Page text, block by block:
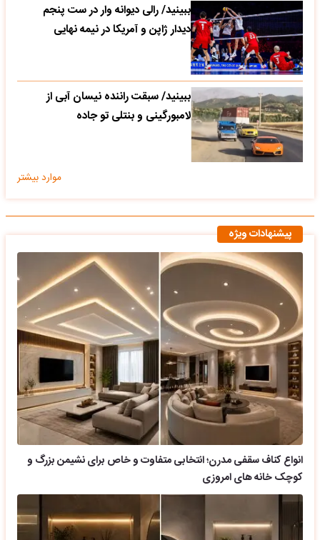
ببینید/ رالی دیوانه وار در ست پنجم
دیدار ژاپن و آمریکا در نیمه نهایی
ببینید/ سبقت راننده نیسان آبی از
لامبورگینی و بنتلی تو جاده
موارد بیشتر
پیشنهادات ویژه
انواع کناف سقفی مدرن؛ انتخابی متفاوت و خاص برای نشیمن بزرگ و
کوچک خانه های امروزی